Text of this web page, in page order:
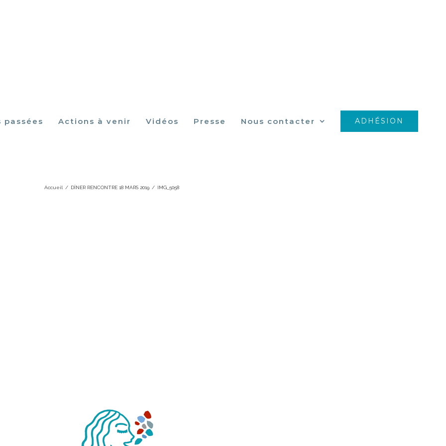
passées Actions à venir Vidéos Presse Nous contacter ADHÉSION
Accueil / DÎNER RENCONTRE 18 MARS 2019 / IMG_5058